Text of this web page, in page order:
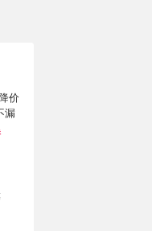
价
漏